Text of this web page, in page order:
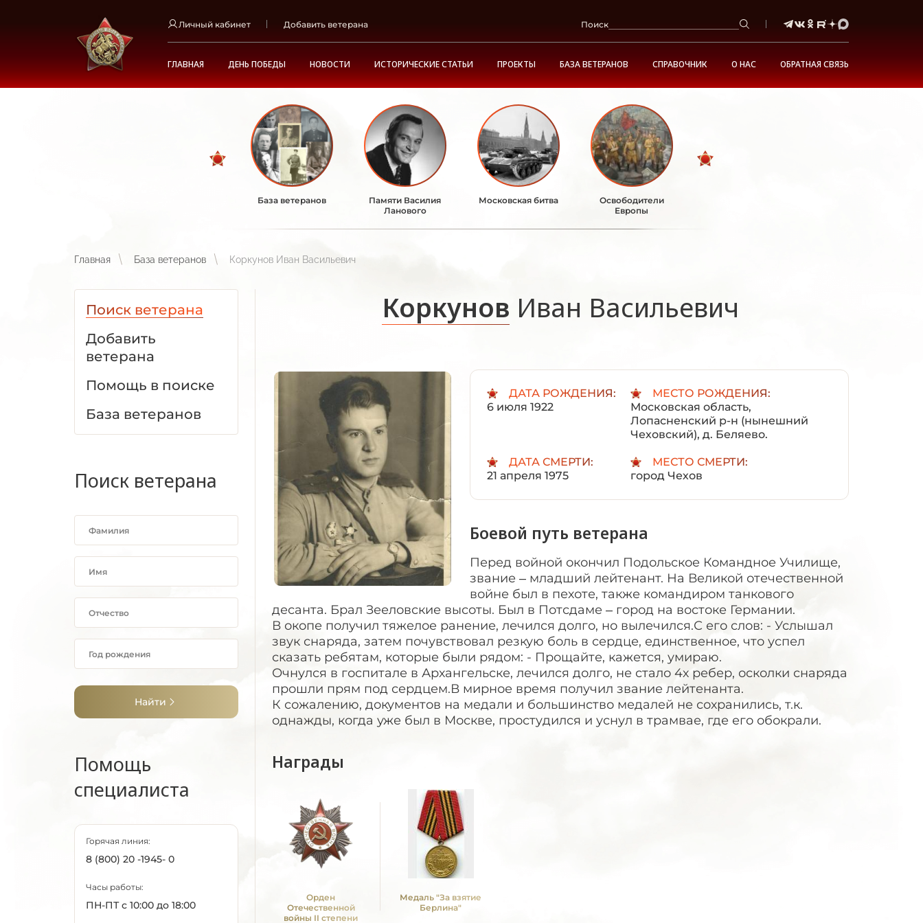
Личный кабинет Добавить ветерана Поиск
ГЛАВНАЯ ДЕНЬ ПОБЕДЫ НОВОСТИ ИСТОРИЧЕСКИЕ СТАТЬИ ПРОЕКТЫ БАЗА ВЕТЕРАНОВ СПРАВОЧНИК О НАС ОБРАТНАЯ СВЯЗЬ
База ветеранов
Памяти Василия
Ланового
Московская битва
Освободители
Европы
Главная База ветеранов Коркунов Иван Васильевич
Поиск ветерана
Добавить
ветерана
Помощь в поиске
База ветеранов
Поиск ветерана
Найти
Помощь
специалиста
Горячая линия:
8 (800) 20 -1945- 0
Часы работы:
ПН-ПТ с 10:00 до 18:00
Коркунов Иван Васильевич
ДАТА РОЖДЕНИЯ:
6 июля 1922
МЕСТО РОЖДЕНИЯ:
Московская область,
Лопасненский р-н (нынешний
Чеховский), д. Беляево.
ДАТА СМЕРТИ:
21 апреля 1975
МЕСТО СМЕРТИ:
город Чехов
Боевой путь ветерана
Перед войной окончил Подольское Командное Училище,
звание – младший лейтенант. На Великой отечественной
войне был в пехоте, также командиром танкового
десанта. Брал Зееловские высоты. Был в Потсдаме – город на востоке Германии.
В окопе получил тяжелое ранение, лечился долго, но вылечился.С его слов: - Услышал
звук снаряда, затем почувствовал резкую боль в сердце, единственное, что успел
сказать ребятам, которые были рядом: - Прощайте, кажется, умираю.
Очнулся в госпитале в Архангельске, лечился долго, не стало 4х ребер, осколки снаряда
прошли прям под сердцем.В мирное время получил звание лейтенанта.
К сожалению, документов на медали и большинство медалей не сохранились, т.к.
однажды, когда уже был в Москве, простудился и уснул в трамвае, где его обокрали.
Награды
Орден
Отечественной
войны II степени
Медаль "За взятие
Берлина"